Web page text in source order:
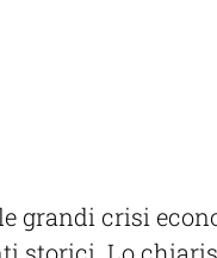
grandi crisi
storici. Lo